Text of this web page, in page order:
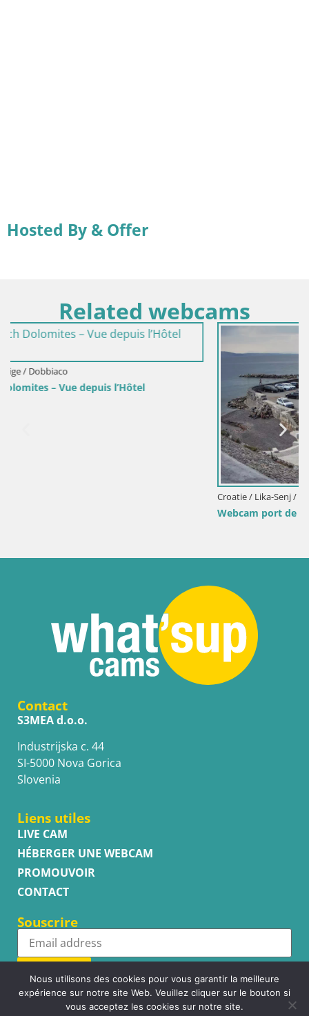
Hosted By & Offer
Related webcams
Webcam port de Senj – Vue sur la jetée et le phare
Contact
S3MEA d.o.o.
Industrijska c. 44
SI-5000 Nova Gorica
Slovenia
Liens utiles
LIVE CAM
HÉBERGER UNE WEBCAM
PROMOUVOIR
CONTACT
Souscrire
Subscribe
Nous utilisons des cookies pour vous garantir la meilleure
expérience sur notre site Web. Veuillez cliquer sur le bouton si
vous acceptez les cookies sur notre site.